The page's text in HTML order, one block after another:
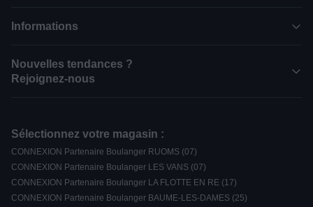
Informations
Nouvelles tendances ?
Rejoignez-nous
Sélectionnez votre magasin :
CONNEXION Partenaire Boulanger RUOMS (07)
CONNEXION Partenaire Boulanger LES VANS (07)
CONNEXION Partenaire Boulanger LA FLOTTE EN RE (17)
CONNEXION Partenaire Boulanger BAUME-LES-DAMES (25)